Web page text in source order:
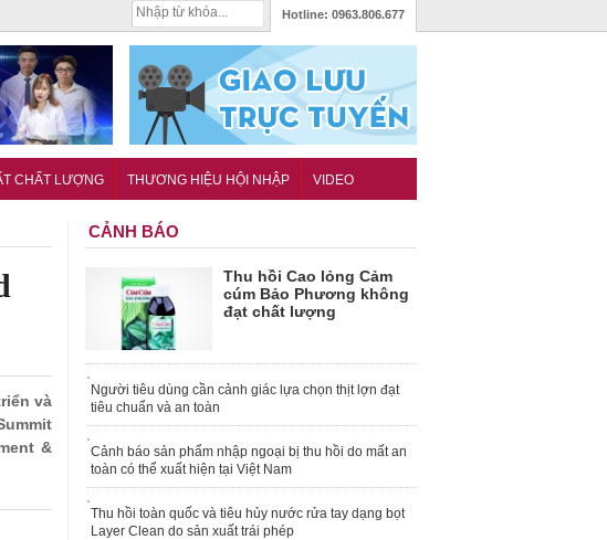
Hotline: 0963.806.677
CHẤT LƯỢNG THƯƠNG HIỆU HỘI NHẬP VIDEO
và
&
CẢNH BÁO
Thu hồi Cao lỏng Cảm
cúm Bảo Phương không
đạt chất lượng
Người tiêu dùng cần cảnh giác lựa chọn thịt lợn đạt
tiêu chuẩn và an toàn
Cảnh báo sản phẩm nhập ngoại bị thu hồi do mất an
toàn có thể xuất hiện tại Việt Nam
Thu hồi toàn quốc và tiêu hủy nước rửa tay dạng bọt
Layer Clean do sản xuất trái phép